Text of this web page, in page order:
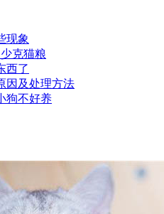
现象
克猫粮
西了
因及处理方法
狗不好养